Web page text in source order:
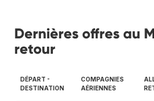
Dernières offres au
retour
DÉPART -
DESTINATION
COMPAGNIES
AÉRIENNES